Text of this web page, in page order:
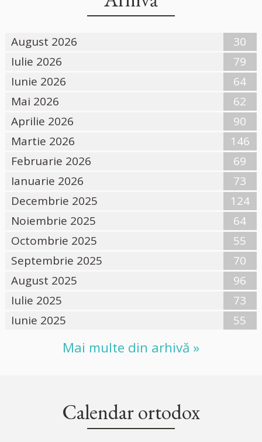
August 2026
30
Iulie 2026
79
Iunie 2026
64
Mai 2026
62
Aprilie 2026
90
Martie 2026
146
Februarie 2026
69
Ianuarie 2026
73
Decembrie 2025
124
Noiembrie 2025
64
Octombrie 2025
55
Septembrie 2025
70
August 2025
96
Iulie 2025
73
Iunie 2025
55
Mai multe din arhivă »
Calendar ortodox